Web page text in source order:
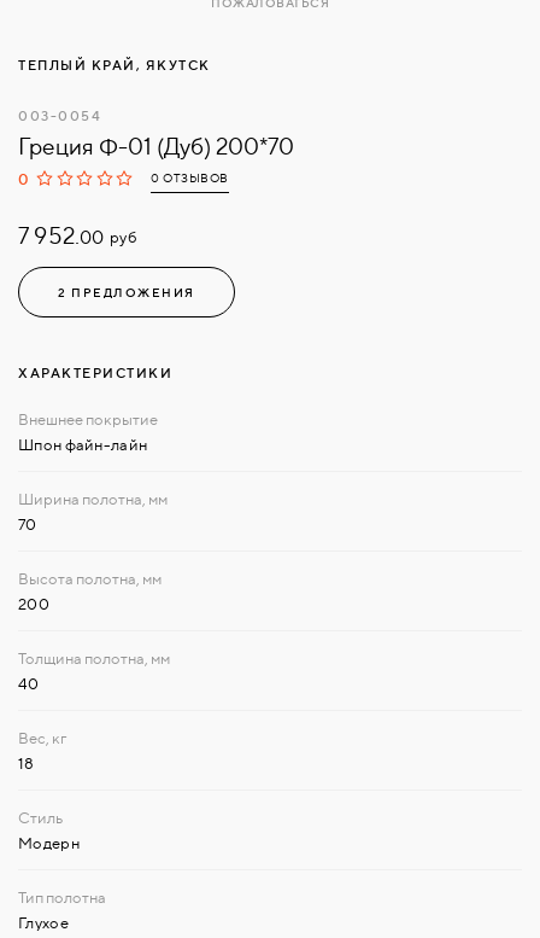
ТЕПЛЫЙ КРАЙ, ЯКУТСК
003-0054
Греция Ф-01 (Дуб) 200*70
0 0 ОТЗЫВОВ
7 952.00 руб
2 ПРЕДЛОЖЕНИЯ
ХАРАКТЕРИСТИКИ
Шпон файн-лайн
70
200
40
18
Модерн
Глухое